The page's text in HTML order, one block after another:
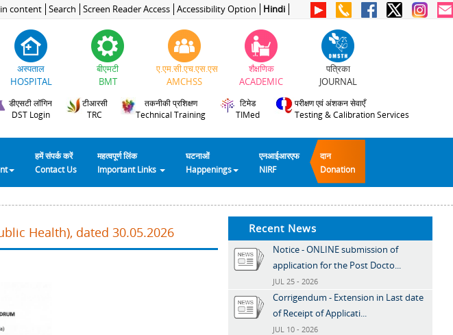
content Search Screen Reader Access Accessibility Option Hindi
अस्पताल
HOSPITAL
बीएमटी
BMT
ए.एम.सी.एच.एस.एस
AMCHSS
शैक्षणिक
ACADEMIC
पत्रिका
JOURNAL
डीएसटी लॉगिन
DST Login
टीआरसी
TRC
तकनीकी प्रशिक्षण
Technical Training
टिमेड
TIMed
परीक्षण एवं अंशकन सेवाएँ
Testing & Calibration Services
हमें संपर्क करें
Contact Us
महत्वपूर्ण लिंक
Important Links
घटनाओं
Happenings
एनआईआरएफ
NIRF
दान
Donation
Health), dated 30.05.2026 Recent News
Notice - ONLINE submission of
application for the Post Docto...
JUL 25 - 2026
Corrigendum - Extension in Last date
of Receipt of Applicati...
JUL 10 - 2026